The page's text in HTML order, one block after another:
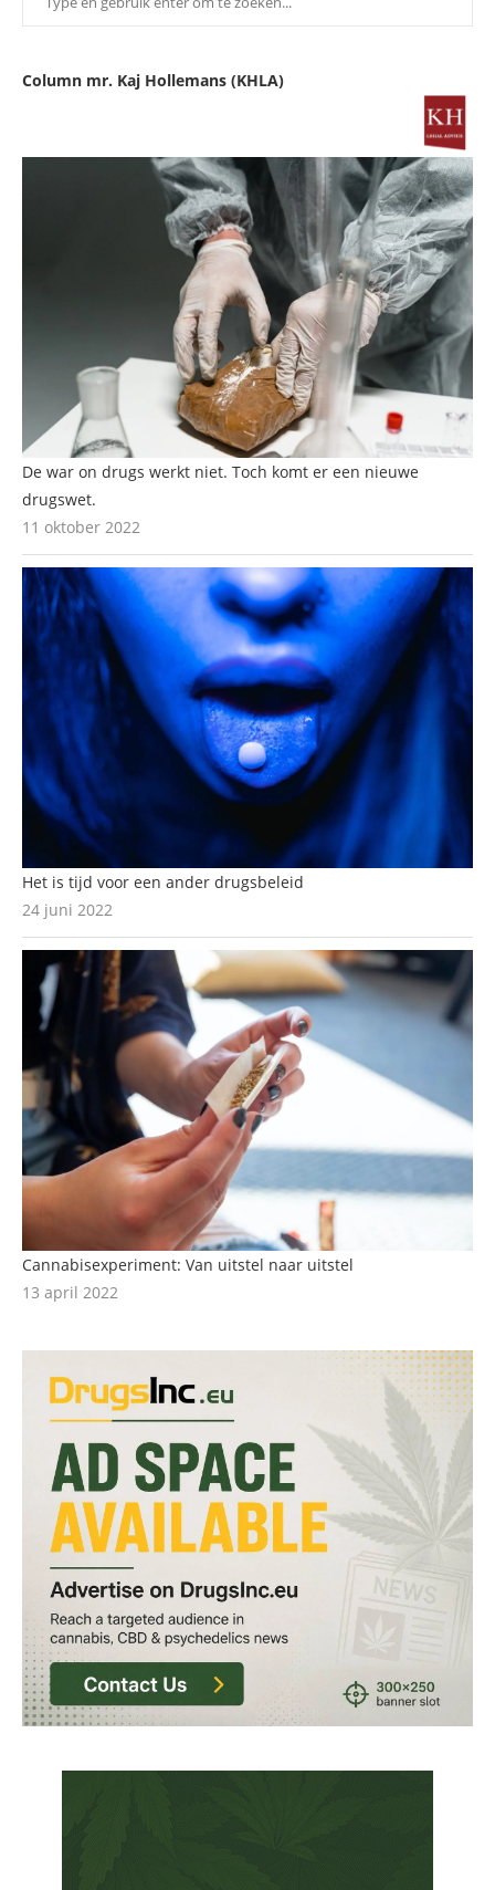
Column mr. Kaj Hollemans (KHLA)
De war on drugs werkt niet. Toch komt er een nieuwe
drugswet.
11 oktober 2022
Het is tijd voor een ander drugsbeleid
24 juni 2022
Cannabisexperiment: Van uitstel naar uitstel
13 april 2022